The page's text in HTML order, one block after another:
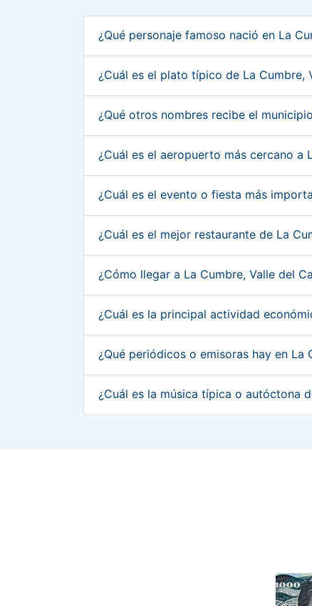
¿Qué personaje famoso nació en La
¿Cuál es el plato típico de La Cumbre,
¿Qué otros nombres recibe el
¿Cuál es el aeropuerto más cercano a
¿Cuál es el evento o fiesta más
¿Cuál es el mejor restaurante de La
¿Cómo llegar a La Cumbre, Valle del
¿Cuál es la principal actividad
¿Qué periódicos o emisoras hay en La
¿Cuál es la música típica o autóctona